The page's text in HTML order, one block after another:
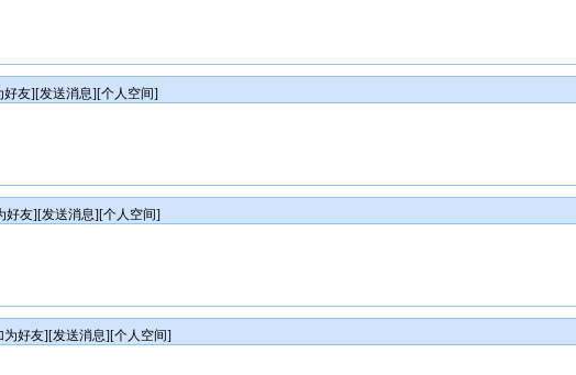
好友][发送消息][个人空间]
好友][发送消息][个人空间]
为好友][发送消息][个人空间]